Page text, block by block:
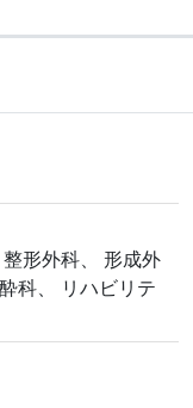
形外科、 形成外
科、 リハビリテ